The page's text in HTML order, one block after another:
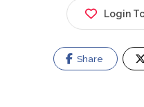
Login
Share